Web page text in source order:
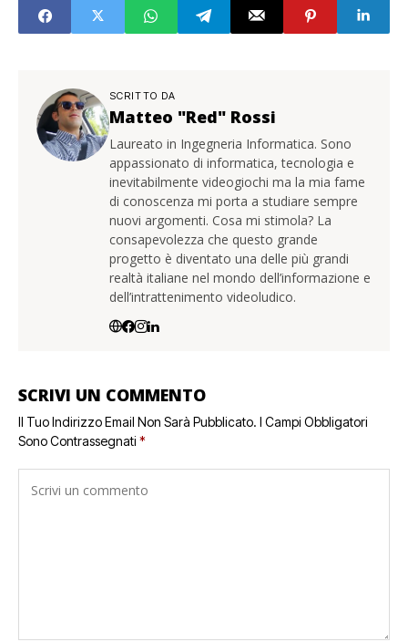
SCRITTO DA
Matteo "Red" Rossi
Laureato in Ingegneria Informatica. Sono
appassionato di informatica, tecnologia e
inevitabilmente videogiochi ma la mia fame
di conoscenza mi porta a studiare sempre
nuovi argomenti. Cosa mi stimola? La
consapevolezza che questo grande
progetto è diventato una delle più grandi
realtà italiane nel mondo dell’informazione e
dell’intrattenimento videoludico.
SCRIVI UN COMMENTO
Il Tuo Indirizzo Email Non Sarà Pubblicato. I Campi Obbligatori
Sono Contrassegnati *